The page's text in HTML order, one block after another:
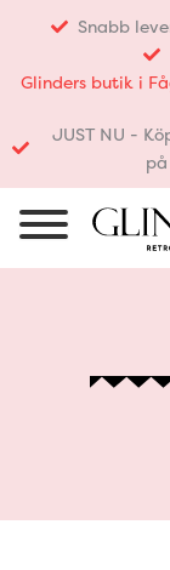
innehåll
Snabb
Glinders butik i
JUST NU -